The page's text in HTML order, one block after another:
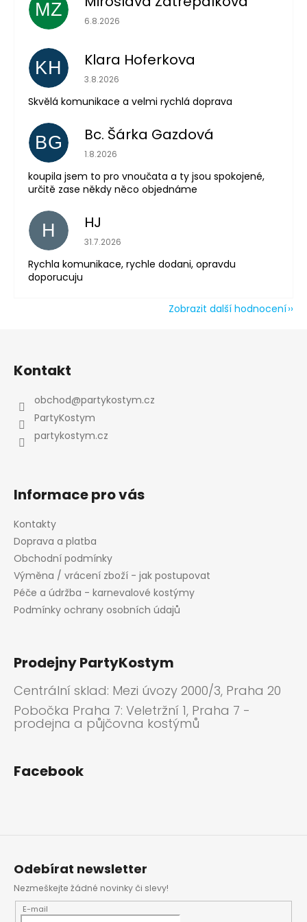
MZ Hodnocení obchodu je 5 z 5 hvězdiček.
6.8.2026
KH Klara Hoferkova
Hodnocení obchodu je 5 z 5 hvězdiček.
3.8.2026
Skvělá komunikace a velmi rychlá doprava
BG Bc. Šárka Gazdová
Hodnocení obchodu je 5 z 5 hvězdiček.
1.8.2026
koupila jsem to pro vnoučata a ty jsou spokojené,
určitě zase někdy něco objednáme
H HJ
Hodnocení obchodu je 5 z 5 hvězdiček.
31.7.2026
Rychla komunikace, rychle dodani, opravdu
doporucuju
Zobrazit další hodnocení
Odebírat newsletter
Nezmeškejte žádné novinky či slevy!
E-mail
Kontakt
obchod@partykostym.cz
PartyKostym
partykostym.cz
Informace pro vás
Kontakty
Doprava a platba
Obchodní podmínky
Výměna / vrácení zboží - jak postupovat
Péče a údržba - karnevalové kostýmy
Podmínky ochrany osobních údajů
Prodejny PartyKostym
Centrální sklad: Mezi úvozy 2000/3, Praha 20
Pobočka Praha 7: Veletržní 1, Praha 7 -
prodejna a půjčovna kostýmů
Facebook
Powered by chaterimo